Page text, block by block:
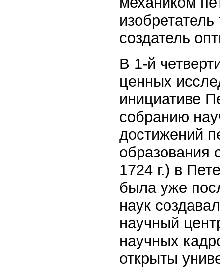
создатель
В 1-й
ценных
инициативе
собранию
достижений
образования
1724 г.) в
была уже
наук
научный
научных
открыты